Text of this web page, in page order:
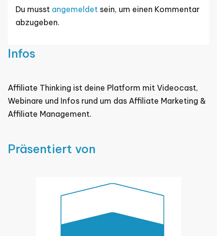
Du musst angemeldet sein, um einen Kommentar
abzugeben.
Infos
Affiliate Thinking ist deine Platform mit Videocast,
Webinare und Infos rund um das Affiliate Marketing &
Affiliate Management.
Präsentiert von